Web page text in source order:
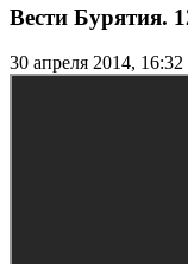
Вести Бурятия.
30 апреля 2014, 16:32